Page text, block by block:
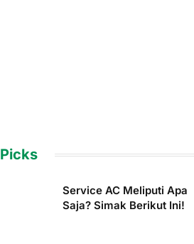
Picks
Service AC Meliputi Apa
Saja? Simak Berikut Ini!